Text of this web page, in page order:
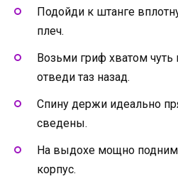
Подойди к штанге
плеч.
Возьми гриф хватом чуть
отведи таз назад.
Спину держи идеально
сведены.
На выдохе мощно
корпус.